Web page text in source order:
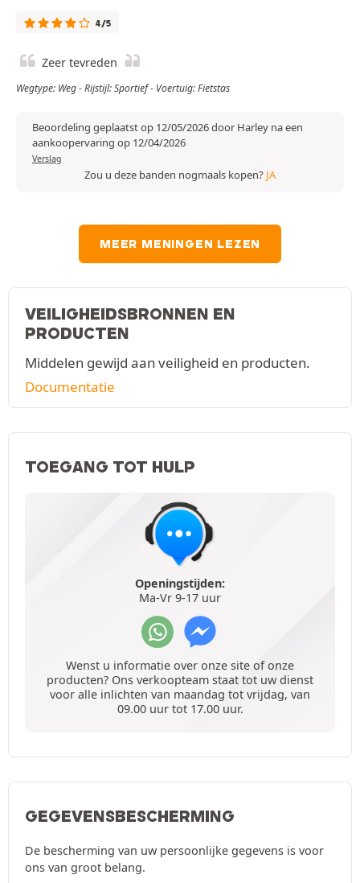
4/5
Zeer tevreden
Wegtype: Weg - Rijstijl: Sportief - Voertuig: Fietstas
Beoordeling geplaatst op 12/05/2026 door Harley na een
aankoopervaring op 12/04/2026
Verslag
Zou u deze banden nogmaals kopen? JA
MEER MENINGEN LEZEN
VEILIGHEIDSBRONNEN EN
PRODUCTEN
Middelen gewijd aan veiligheid en producten.
Documentatie
TOEGANG TOT HULP
Openingstijden:
Ma-Vr 9-17 uur
Wenst u informatie over onze site of onze
producten? Ons verkoopteam staat tot uw dienst
voor alle inlichten van maandag tot vrijdag, van
09.00 uur tot 17.00 uur.
GEGEVENSBESCHERMING
De bescherming van uw persoonlijke gegevens is voor
ons van groot belang.